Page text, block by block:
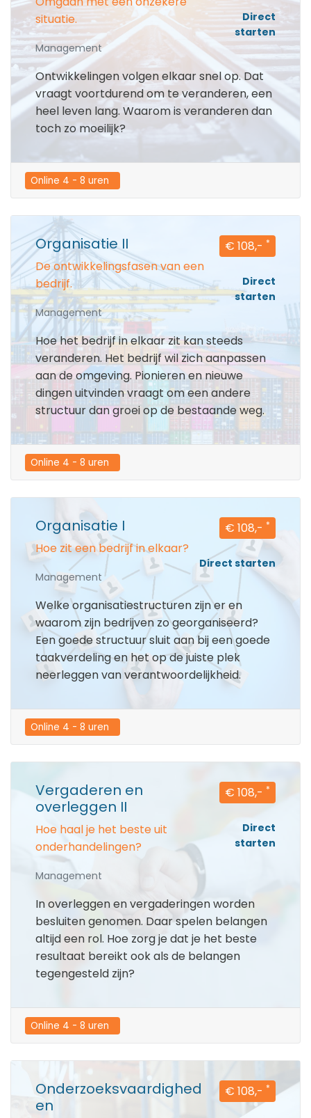
situatie.
Management
Direct
starten
Ontwikkelingen volgen elkaar snel op. Dat
vraagt voortdurend om te veranderen, een
heel leven lang. Waarom is veranderen dan
toch zo moeilijk?
Online 4 - 8 uren
Organisatie II
De ontwikkelingsfasen van een
bedrijf.
Management
€ 108,- *
Direct
starten
Hoe het bedrijf in elkaar zit kan steeds
veranderen. Het bedrijf wil zich aanpassen
aan de omgeving. Pionieren en nieuwe
dingen uitvinden vraagt om een andere
structuur dan groei op de bestaande weg.
Online 4 - 8 uren
Organisatie I
Hoe zit een bedrijf in elkaar?
Management
€ 108,- *
Direct starten
Welke organisatiestructuren zijn er en
waarom zijn bedrijven zo georganiseerd?
Een goede structuur sluit aan bij een goede
taakverdeling en het op de juiste plek
neerleggen van verantwoordelijkheid.
Online 4 - 8 uren
Vergaderen en
overleggen II
Hoe haal je het beste uit
onderhandelingen?
Management
€ 108,- *
Direct
starten
In overleggen en vergaderingen worden
besluiten genomen. Daar spelen belangen
altijd een rol. Hoe zorg je dat je het beste
resultaat bereikt ook als de belangen
tegengesteld zijn?
Online 4 - 8 uren
Onderzoeksvaardighed
en
€ 108,- *